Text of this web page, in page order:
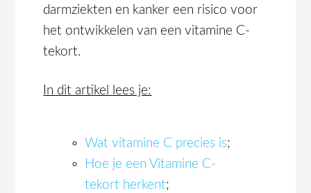
darmziekten en kanker een risico voor
het ontwikkelen van een vitamine C-
tekort.
In dit artikel lees je:
Wat vitamine C precies is;
Hoe je een Vitamine C-
tekort herkent;